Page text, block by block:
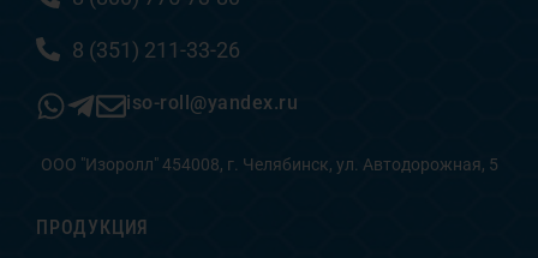
8 (351) 211-33-26
iso-roll@yandex.ru
ООО "Изоролл" 454008, г. Челябинск, ул. Автодорожная, 5
ПРОДУКЦИЯ